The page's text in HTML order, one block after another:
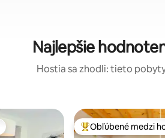
Najlepšie
Hostia sa zhodli: tieto
Najobľúbenejšie
Obľúbené medzi